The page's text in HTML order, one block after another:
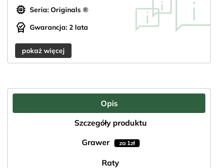
memory Seria: Originals ®
editor_choice Gwarancja: 2 lata
pokaż więcej
Opis
Szczegóły produktu
Grawer
za 1zł
Raty